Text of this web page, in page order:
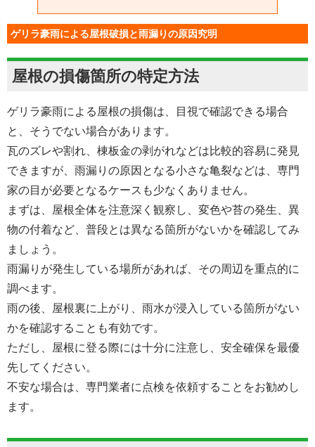
ゲリラ豪雨による屋根破損と雨漏りの原因究明
屋根の損傷箇所の特定方法
ゲリラ豪雨による屋根の損傷は、目視で確認できる場合
と、そうでない場合があります。
瓦のズレや割れ、棟板金の剥がれなどは比較的容易に発見
できますが、雨漏りの原因となる小さな亀裂などは、専門
家の目が必要となるケースも少なくありません。
まずは、屋根全体を注意深く観察し、変色や苔の発生、異
物の付着など、普段とは異なる箇所がないかを確認してみ
ましょう。
雨漏りが発生している場所があれば、その周辺を重点的に
調べます。
雨の後、屋根裏に上がり、雨水が浸入している箇所がない
かを確認することも有効です。
ただし、屋根に登る際には十分に注意し、安全確保を最優
先してください。
不安な場合は、専門業者に点検を依頼することをお勧めし
ます。